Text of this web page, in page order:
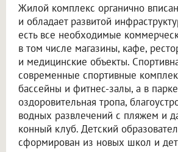
Жилой комплекс органично
и обладает развитой
есть все необходимые
в том числе магазины, кафе,
и медицинские объекты.
современные спортивные
бассейны и фитнес-залы, а в
оздоровительная тропа,
водных развлечений с пляжем и
конный клуб. Детский
сформирован из новых школ и